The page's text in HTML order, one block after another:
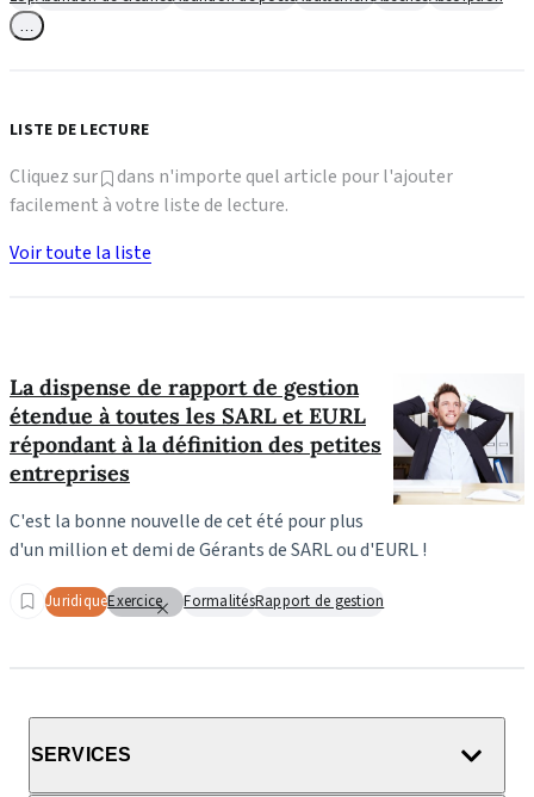
La dispense de rapport de gestion
étendue à toutes les SARL et EURL
répondant à la définition des petites
entreprises
C'est la bonne nouvelle de cet été pour plus
d'un million et demi de Gérants de SARL ou d'EURL !
JuridiqueExercice FormalitésRapport de gestion
LISTE DE LECTURE
Cliquez sur
dans n'importe quel article pour l'ajouter
facilement à votre liste de lecture.
Voir toute la liste
SERVICES